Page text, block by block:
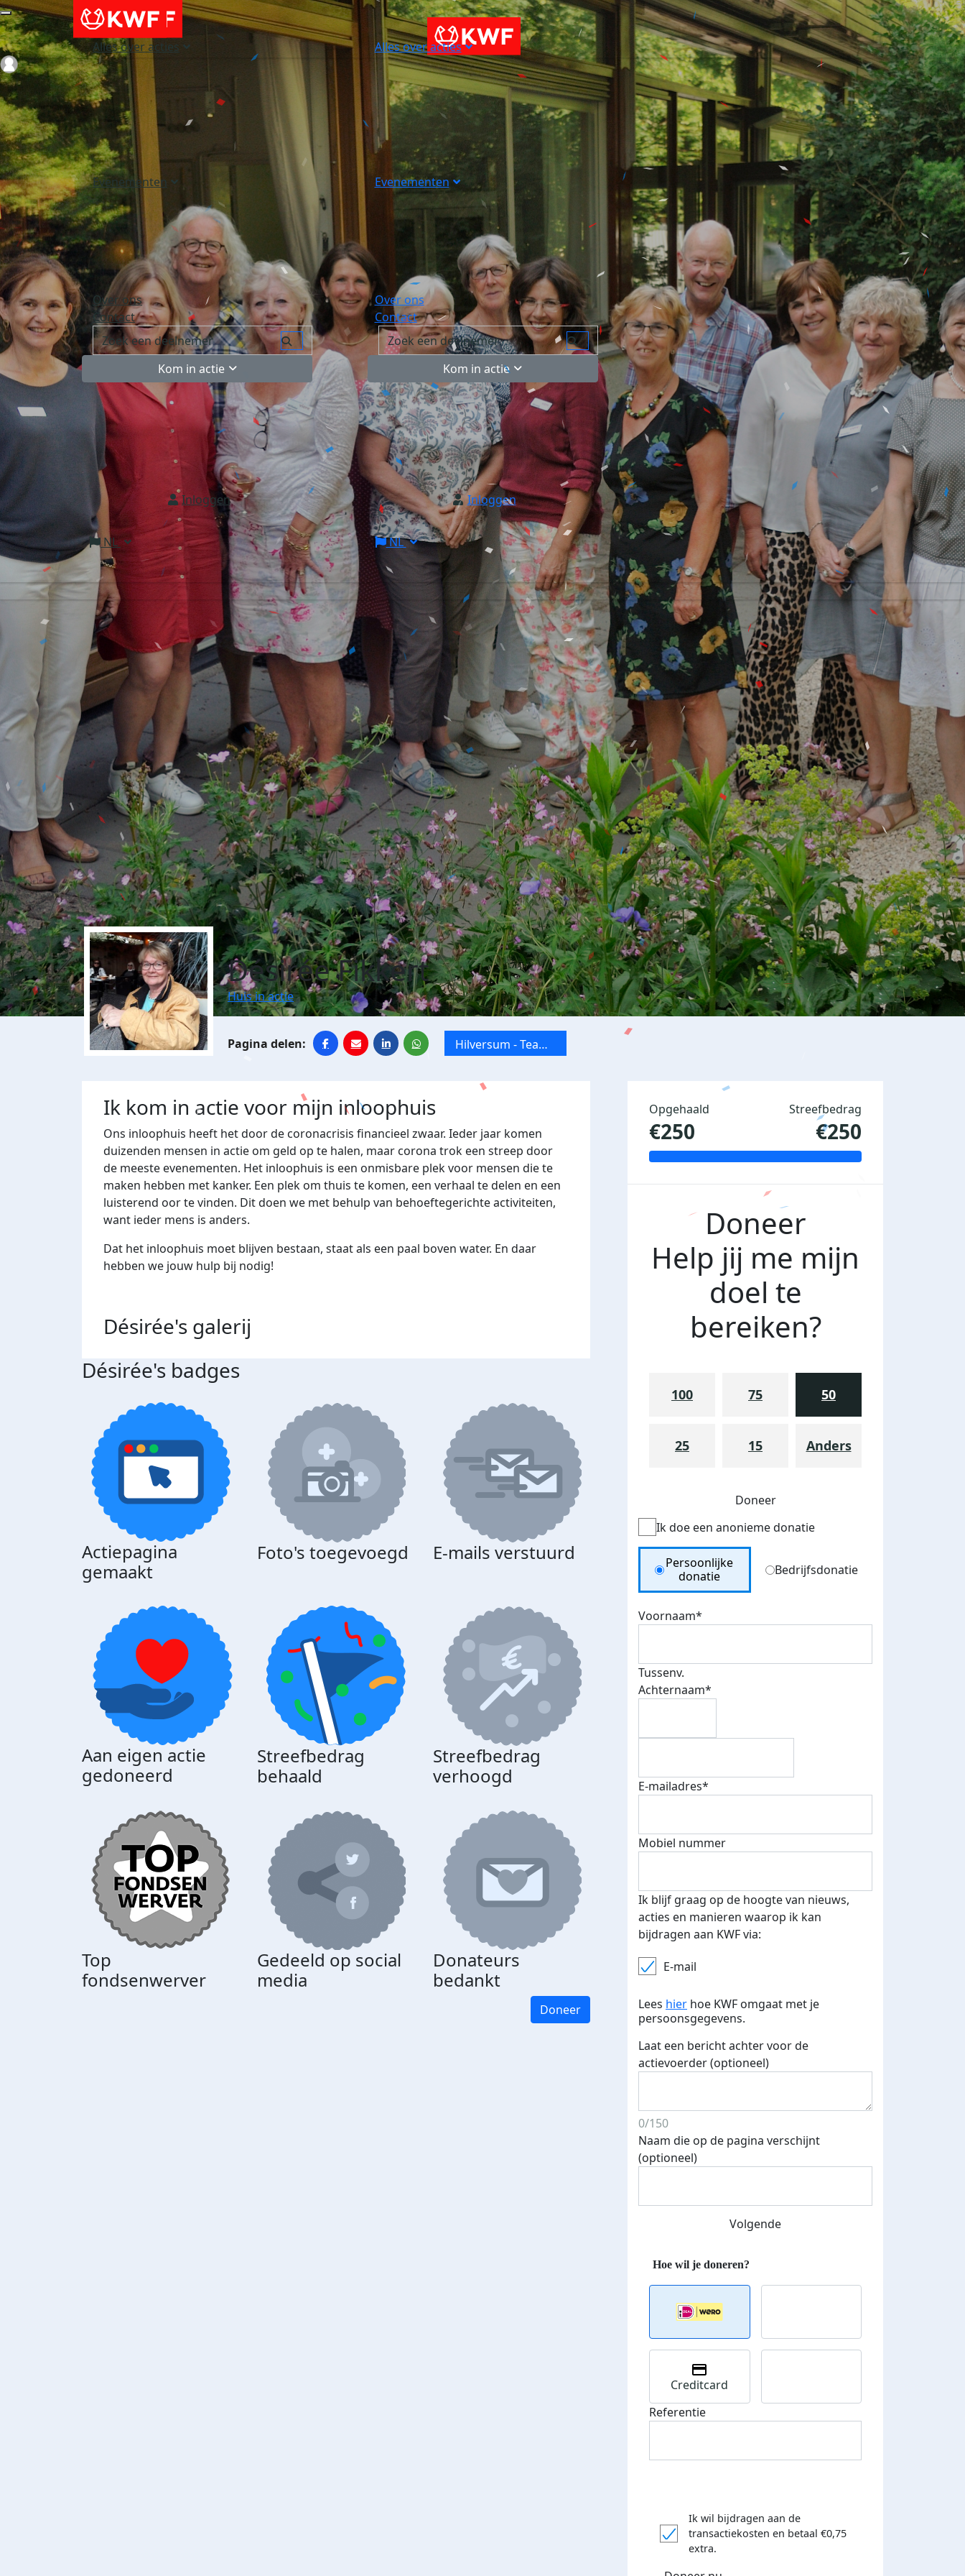
Alles over acties
Evenementen
Over ons
Contact
Kom in actie
Inloggen
NL
Alles over acties
Evenementen
Over ons
Contact
Kom in actie
Inloggen
NL
Login
Désirée Fikkert
Huis in actie
Hilversum - Team
Viore
Ik kom in actie voor mijn inloophuis
Ons inloophuis heeft het door de coronacrisis financieel zwaar. Ieder jaar komen
duizenden mensen in actie om geld op te halen, maar corona trok een streep door
de meeste evenementen. Het inloophuis is een onmisbare plek voor mensen die te
maken hebben met kanker. Een plek om thuis te komen, een verhaal te delen en een
luisterend oor te vinden. Dit doen we met behulp van behoeftegerichte activiteiten,
want ieder mens is anders.
Dat het inloophuis moet blijven bestaan, staat als een paal boven water. En daar
hebben we jouw hulp bij nodig!
Désirée's galerij
Désirée's badges
Actiepagina
gemaakt
Foto's toegevoegd E-mails verstuurd
Aan eigen actie
gedoneerd
Streefbedrag
behaald
Streefbedrag
verhoogd
Top
fondsenwerver
Gedeeld op social
media
Donateurs
bedankt
Doneer
Opgehaald
€250
Streefbedrag
€250
Doneer
Help jij me mijn
doel te
bereiken?
100 75 50
25 15 Anders
Doneer
Ik doe een anonieme donatie
Donation Type
Persoonlijke
donatie
Bedrijfsdonatie
Voornaam*
Tussenv.
Achternaam*
E-mailadres*
Mobiel nummer
Ik blijf graag op de hoogte van nieuws,
acties en manieren waarop ik kan
bijdragen aan KWF via:
E-mail
Lees hier hoe KWF omgaat met je
persoonsgegevens.
Laat een bericht achter voor de
actievoerder (optioneel)
0/150
Naam die op de pagina verschijnt
(optioneel)
Volgende
Creditcard
Referentie
Ik wil bijdragen aan de
transactiekosten en betaal €0,75
extra.